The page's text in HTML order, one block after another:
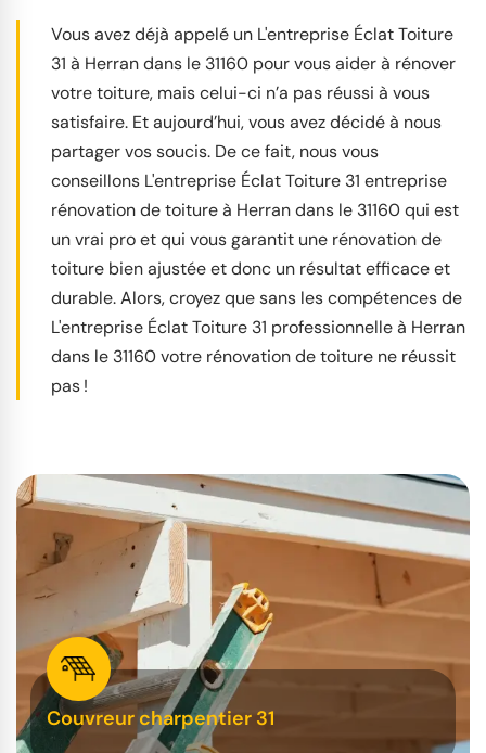
Vous avez déjà appelé un L'entreprise Éclat Toiture
31 à Herran dans le 31160 pour vous aider à rénover
votre toiture, mais celui-ci n’a pas réussi à vous
satisfaire. Et aujourd’hui, vous avez décidé à nous
partager vos soucis. De ce fait, nous vous
conseillons L'entreprise Éclat Toiture 31 entreprise
rénovation de toiture à Herran dans le 31160 qui est
un vrai pro et qui vous garantit une rénovation de
toiture bien ajustée et donc un résultat efficace et
durable. Alors, croyez que sans les compétences de
L'entreprise Éclat Toiture 31 professionnelle à Herran
dans le 31160 votre rénovation de toiture ne réussit
pas !
Couvreur charpentier 31